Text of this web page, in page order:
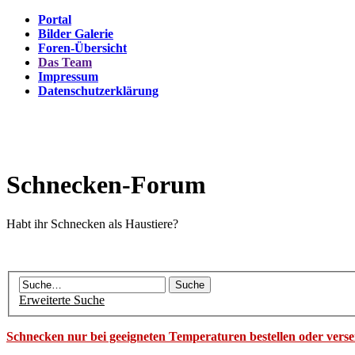
Portal
Bilder Galerie
Foren-Übersicht
Das Team
Impressum
Datenschutzerklärung
Schnecken-Forum
Habt ihr Schnecken als Haustiere?
Erweiterte Suche
Schnecken nur bei geeigneten Temperaturen bestellen oder